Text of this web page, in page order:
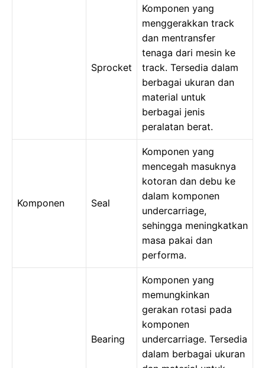
Sprocket
Komponen yang
menggerakkan track
dan mentransfer
tenaga dari mesin ke
track. Tersedia dalam
berbagai ukuran dan
material untuk
berbagai jenis
peralatan berat.
Komponen Seal
Komponen yang
mencegah masuknya
kotoran dan debu ke
dalam komponen
undercarriage,
sehingga meningkatkan
masa pakai dan
performa.
Bearing
Komponen yang
memungkinkan
gerakan rotasi pada
komponen
undercarriage. Tersedia
dalam berbagai ukuran